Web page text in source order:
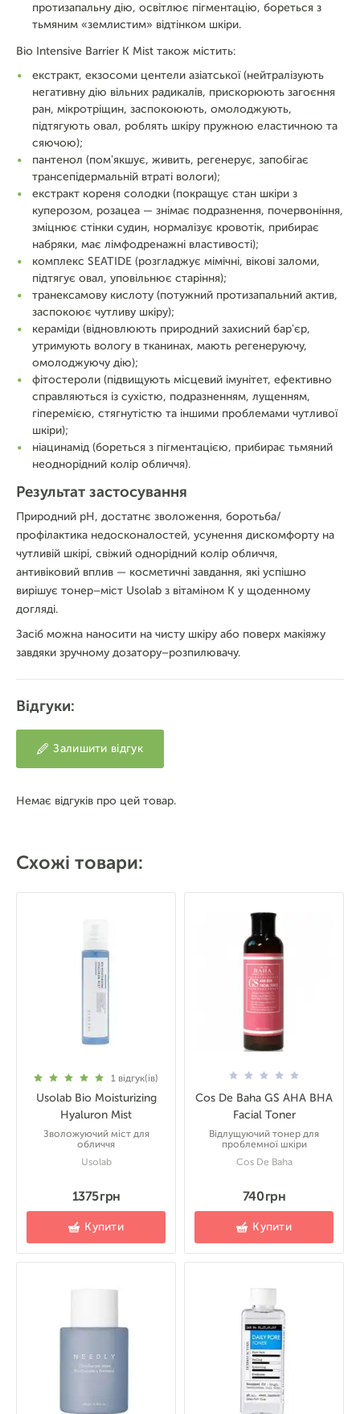
Схожі товари:
1 відгук(ів)
Usolab Bio Moisturizing
Hyaluron Mist
Зволожуючий міст для
обличчя
Usolab
1375 грн
Купити
Cos De Baha GS AHA BHA
Facial Toner
Відлущуючий тонер для
проблемної шкіри
Cos De Baha
740 грн
Купити
протизапальну дію, освітлює пігментацію, бореться з
тьмяним «землистим» відтінком шкіри.
Bio Intensive Barrier K Mist також містить:
екстракт, екзосоми центели азіатської (нейтралізують
негативну дію вільних радикалів, прискорюють загоєння
ран, мікротріщин, заспокоюють, омолоджують,
підтягують овал, роблять шкіру пружною еластичною та
сяючою);
пантенол (пом'якшує, живить, регенерує, запобігає
трансепідермальній втраті вологи);
екстракт кореня солодки (покращує стан шкіри з
куперозом, розацеа — знімає подразнення, почервоніння,
зміцнює стінки судин, нормалізує кровотік, прибирає
набряки, має лімфодренажні властивості);
комплекс SEATIDE (розгладжує мімічні, вікові заломи,
підтягує овал, уповільнює старіння);
транексамову кислоту (потужний протизапальний актив,
заспокоює чутливу шкіру);
кераміди (відновлюють природний захисний бар'єр,
утримують вологу в тканинах, мають регенеруючу,
омолоджуючу дію);
фітостероли (підвищують місцевий імунітет, ефективно
справляються із сухістю, подразненням, лущенням,
гіперемією, стягнутістю та іншими проблемами чутливої
шкіри);
ніацинамід (бореться з пігментацією, прибирає тьмяний
неоднорідний колір обличчя).
Результат застосування
Природний pH, достатнє зволоження, боротьба/
профілактика недосконалостей, усунення дискомфорту на
чутливій шкірі, свіжий однорідний колір обличчя,
антивіковий вплив — косметичні завдання, які успішно
вирішує тонер–міст Usolab з вітаміном К у щоденному
догляді.
Засіб можна наносити на чисту шкіру або поверх макіяжу
завдяки зручному дозатору–розпилювачу.
Відгуки:
Залишити відгук
Немає відгуків про цей товар.